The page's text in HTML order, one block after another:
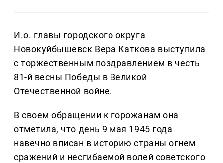
И.о. главы городского округа
Новокуйбышевск Вера Каткова выступила
с торжественным поздравлением в честь
81-й весны Победы в Великой
Отечественной войне.
В своем обращении к горожанам она
отметила, что день 9 мая 1945 года
навечно вписан в историю страны огнем
сражений и несгибаемой волей советского